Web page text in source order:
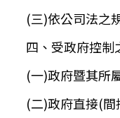
(三)依公司法之
四、受政府控制
(一)政府暨其所
(二)政府直接(間